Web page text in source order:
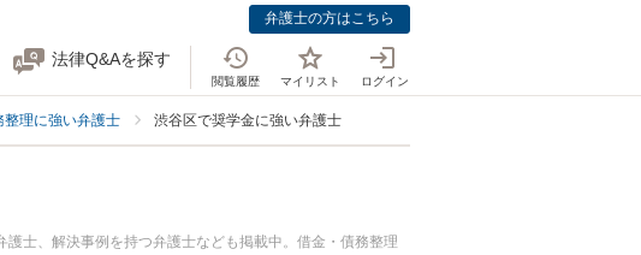
弁護士の方はこちら
法律Q&Aを探す
閲覧履歴 マイリスト ログイン
理に強い弁護士 渋谷区で奨学金に強い弁護士
士、解決事例を持つ弁護士なども掲載中。借金・債務整理